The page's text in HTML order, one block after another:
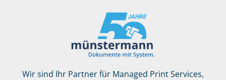
Wir sind Ihr Partner für Managed Print Services,